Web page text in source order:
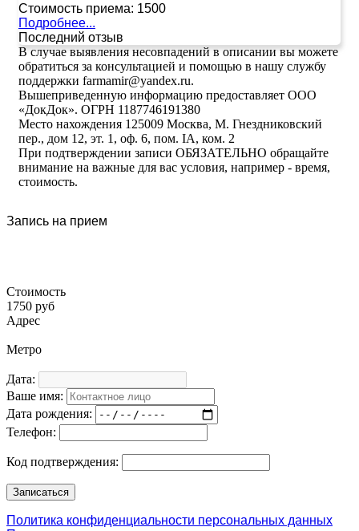
Стоимость приема: 1500
Подробнее...
Последний отзыв
В случае выявления несовпадений в описании вы можете
обратиться за консультацией и помощью в нашу службу
поддержки farmamir@yandex.ru.
Вышеприведенную информацию предоставляет ООО
«ДокДок». ОГРН 1187746191380
Место нахождения 125009 Москва, М. Гнездниковский
пер., дом 12, эт. 1, оф. 6, пом. IA, ком. 2
При подтверждении записи ОБЯЗАТЕЛЬНО обращайте
внимание на важные для вас условия, например - время,
стоимость.
Запись на прием
Стоимость
1750 руб
Адрес
Метро
Дата:
Ваше имя:
Дата рождения:
Телефон:
Код подтверждения:
Политика конфиденциальности персональных данных